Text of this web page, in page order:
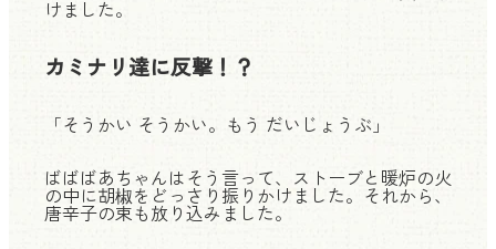
けました。
カミナリ達に反撃！？
「そうかい そうかい。もう だいじょうぶ」
ばばばあちゃんはそう言って、ストーブと暖炉の火
の中に胡椒をどっさり振りかけました。それから、
唐辛子の束も放り込みました。